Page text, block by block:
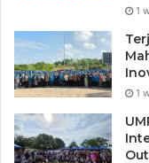
Rektor juga
strategis dan
dalam
Sementara itu,
1
1